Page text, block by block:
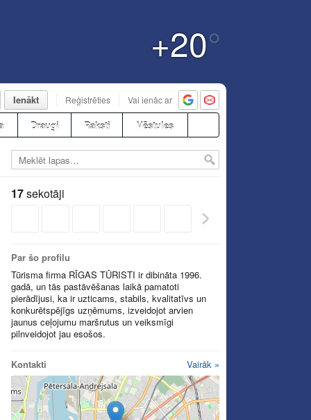
+20°
Ienākt Reģistrēties Vai ienāc ar
Draugi Raksti Vēstules
17sekotāji
Par šo profilu
Tūrisma firma RĪGAS TŪRISTI ir dibināta 1996.
gadā, un tās pastāvēšanas laikā pamatoti
pierādījusi, ka ir uzticams, stabils, kvalitatīvs un
konkurētspējīgs uzņēmums, izveidojot arvien
jaunus ceļojumu maršrutus un veiksmīgi
pilnveidojot jau esošos.
Kontakti Vairāk »